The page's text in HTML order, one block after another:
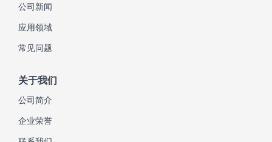
公司新闻
应用领域
常见问题
关于我们
公司简介
企业荣誉